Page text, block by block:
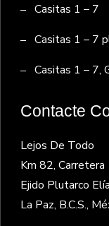
Casitas 1 – 7
Casitas 1 – 7
Casitas 1 – 7,
Contacte
Lejos De Todo
Km 82, Carretera
Ejido Plutarco
La Paz, B.C.S.,